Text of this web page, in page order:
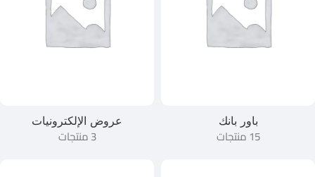
باور بانك
15 منتجات
عروض الإلكترونيات
3 منتجات